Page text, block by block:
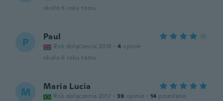
około 6 roku temu
P Paul
Rok dołączenia 2018 · 4 opinie
około 6 roku temu
M Maria Lucia
Rok dołączenia 2017 · 39 opinie · 14 przesłane